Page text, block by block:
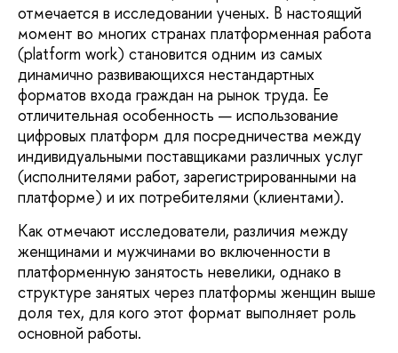
отмечается в исследовании ученых. В настоящий
момент во многих странах платформенная работа
(platform work) становится одним из самых
динамично развивающихся нестандартных
форматов входа граждан на рынок труда. Ее
отличительная особенность — использование
цифровых платформ для посредничества между
индивидуальными поставщиками различных услуг
(исполнителями работ, зарегистрированными на
платформе) и их потребителями (клиентами).
Как отмечают исследователи, различия между
женщинами и мужчинами во включенности в
платформенную занятость невелики, однако в
структуре занятых через платформы женщин выше
доля тех, для кого этот формат выполняет роль
основной работы.